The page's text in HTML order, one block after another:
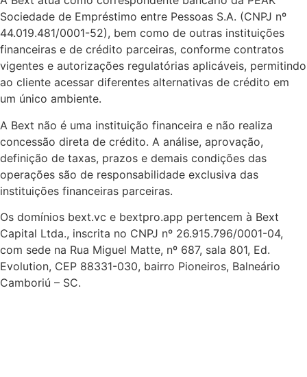
Sociedade de Empréstimo entre Pessoas S.A. (CNPJ nº
44.019.481/0001-52), bem como de outras instituições
financeiras e de crédito parceiras, conforme contratos
vigentes e autorizações regulatórias aplicáveis, permitindo
ao cliente acessar diferentes alternativas de crédito em
um único ambiente.
A Bext não é uma instituição financeira e não realiza
concessão direta de crédito. A análise, aprovação,
definição de taxas, prazos e demais condições das
operações são de responsabilidade exclusiva das
instituições financeiras parceiras.
Os domínios bext.vc e bextpro.app pertencem à Bext
Capital Ltda., inscrita no CNPJ nº 26.915.796/0001-04,
com sede na Rua Miguel Matte, nº 687, sala 801, Ed.
Evolution, CEP 88331-030, bairro Pioneiros, Balneário
Camboriú – SC.